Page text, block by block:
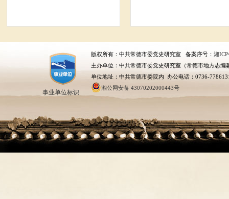
事业单位标识
版权所有：中共常德市委党史研究室 备案序号： 湘
主办单位：中共常德市委党史研究室（常德市地方志
单位地址：中共常德市委院内 办公电话：0736-
湘公网安备 43070202000443号